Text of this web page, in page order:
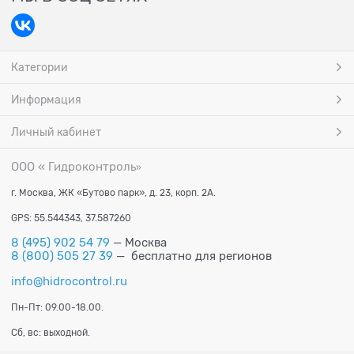
Категории
Информация
Личный кабинет
ООО « Гидроконтроль»
г. Москва, ЖК «Бутово парк», д. 23, корп. 2А.
GPS: 55.544343, 37.587260
8 (495) 902 54 79 — Москва
8 (800) 505 27 39 — бесплатно для регионов
info@hidrocontrol.ru
Пн-Пт: 09.00-18.00.
Сб, вс: выходной.